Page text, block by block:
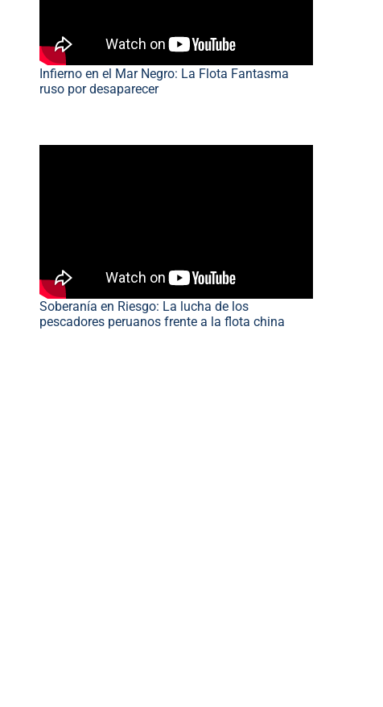
Infierno en el Mar Negro: La Flota Fantasma
ruso por desaparecer
Soberanía en Riesgo: La lucha de los
pescadores peruanos frente a la flota china